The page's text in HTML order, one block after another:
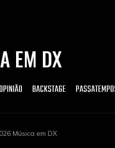
EM DX
OPINIÃO BACKSTAGE
Música em DX